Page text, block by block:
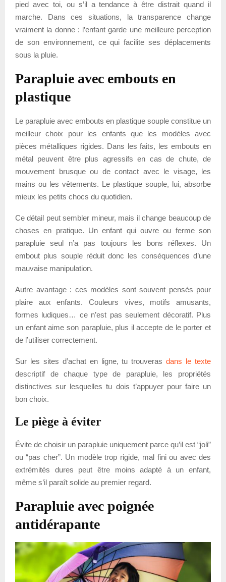
pied avec toi, ou s’il a tendance à être distrait quand il
marche. Dans ces situations, la transparence change
vraiment la donne : l’enfant garde une meilleure perception
de son environnement, ce qui facilite ses déplacements
sous la pluie.
Parapluie avec embouts en
plastique
Le parapluie avec embouts en plastique souple constitue un
meilleur choix pour les enfants que les modèles avec
pièces métalliques rigides. Dans les faits, les embouts en
métal peuvent être plus agressifs en cas de chute, de
mouvement brusque ou de contact avec le visage, les
mains ou les vêtements. Le plastique souple, lui, absorbe
mieux les petits chocs du quotidien.
Ce détail peut sembler mineur, mais il change beaucoup de
choses en pratique. Un enfant qui ouvre ou ferme son
parapluie seul n’a pas toujours les bons réflexes. Un
embout plus souple réduit donc les conséquences d’une
mauvaise manipulation.
Autre avantage : ces modèles sont souvent pensés pour
plaire aux enfants. Couleurs vives, motifs amusants,
formes ludiques… ce n’est pas seulement décoratif. Plus
un enfant aime son parapluie, plus il accepte de le porter et
de l’utiliser correctement.
Sur les sites d’achat en ligne, tu trouverasdans le texte
descriptif de chaque type de parapluie, les propriétés
distinctives sur lesquelles tu dois t’appuyer pour faire un
bon choix.
Le piège à éviter
Évite de choisir un parapluie uniquement parce qu’il est “joli”
ou “pas cher”. Un modèle trop rigide, mal fini ou avec des
extrémités dures peut être moins adapté à un enfant,
même s’il paraît solide au premier regard.
Parapluie avec poignée
antidérapante